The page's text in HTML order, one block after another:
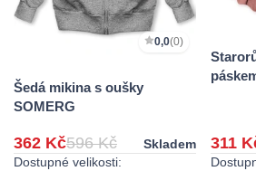
0,0(0)
Šedá mikina s oušky
SOMERG
362 Kč596 Kč
Skladem
Dostupné velikosti:
311